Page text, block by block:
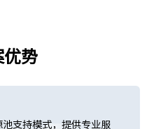
优势
支持模式，提供专业服